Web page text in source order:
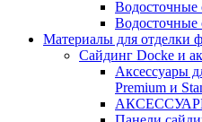
Водосточные
Водосточные
Материалы для отделки
Сайдинг Docke и
Аксессуары
Premium и